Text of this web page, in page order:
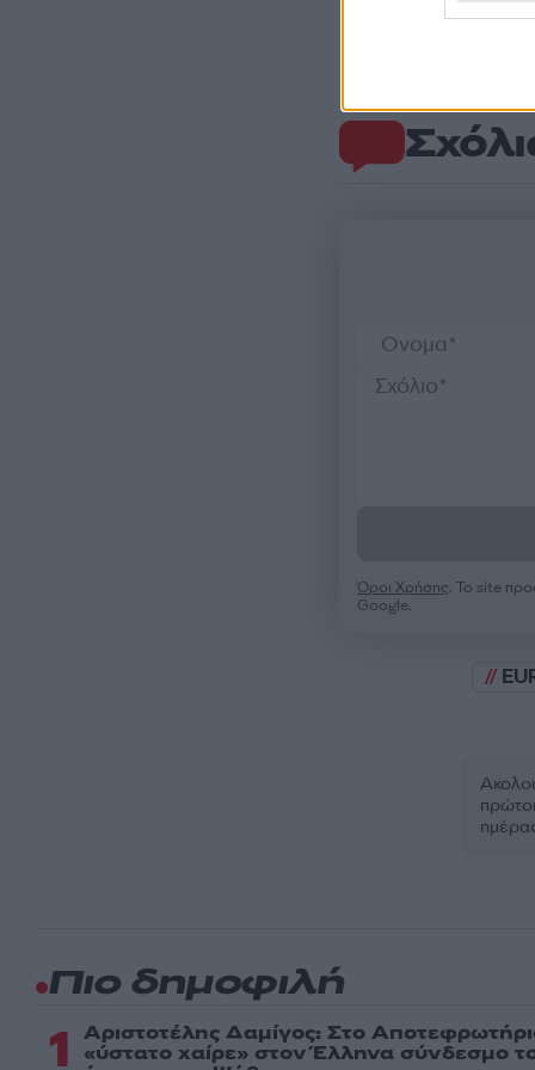
Όροι Χρήσης. Το site
Google.
Πιο δημοφιλή
1 Αριστοτέλης Δαμίγος: Στο
«ύστατο χαίρε» στον Έλληνα σύνδεσμο